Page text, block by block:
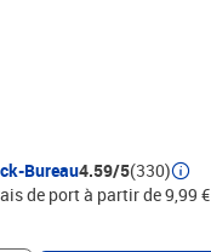
Bureau4.59/5(330)
de port à partir de 9,99 €